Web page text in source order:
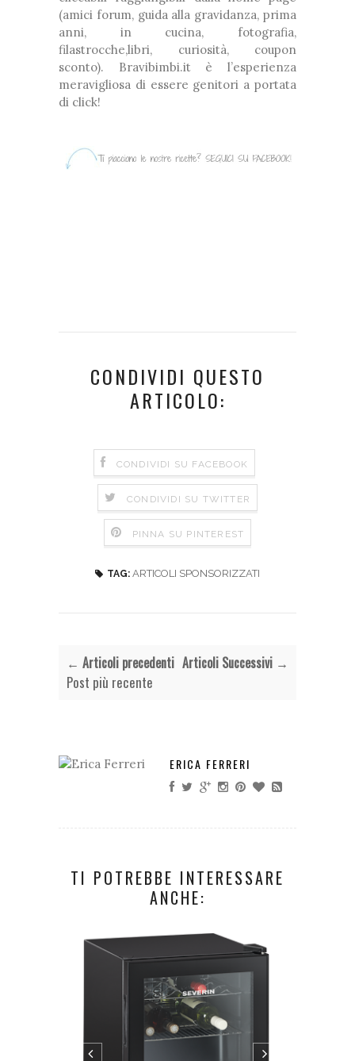
(amici forum, guida alla gravidanza, prima
anni, in cucina, fotografia,
filastrocche,libri, curiosità, coupon
sconto). Bravibimbi.it è l’esperienza
meravigliosa di essere genitori a portata
di click!
CONDIVIDI QUESTO
ARTICOLO:
CONDIVIDI SU FACEBOOK
CONDIVIDI SU TWITTER
PINNA SU PINTEREST
TAG: ARTICOLI SPONSORIZZATI
← Articoli precedenti
Post più recente
Articoli Successivi →
ERICA FERRERI
TI POTREBBE INTERESSARE
ANCHE: